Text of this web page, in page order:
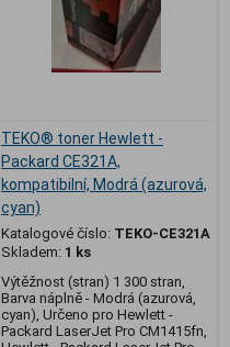
TEKO® toner Hewlett -
Packard CE321A,
kompatibilní, Modrá (azurová,
cyan)
Katalogové číslo: TEKO-CE321A
Skladem: 1 ks
Výtěžnost (stran) 1 300 stran,
Barva náplně - Modrá (azurová,
cyan), Určeno pro Hewlett -
Packard LaserJet Pro CM1415fn,